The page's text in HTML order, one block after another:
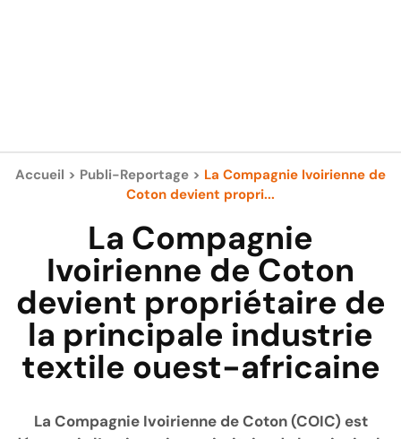
Accueil > Publi-Reportage > La Compagnie Ivoirienne de
Coton devient propri...
La Compagnie
Ivoirienne de Coton
devient propriétaire de
la principale industrie
textile ouest-africaine
La Compagnie Ivoirienne de Coton (COIC) est